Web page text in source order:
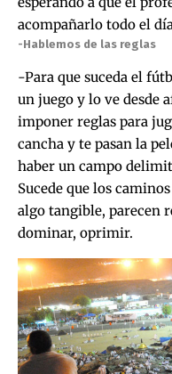
acompañarlo todo el
-Hablemos de las reglas
-Para que suceda el
un juego y lo ve desde
imponer reglas para
cancha y te pasan la
haber un campo
Sucede que los
algo tangible, parecen
dominar, oprimir.